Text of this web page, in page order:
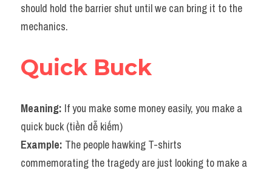
should hold the barrier shut until we can bring it to the
mechanics.
Quick Buck
Meaning: If you make some money easily, you make a
quick buck (tiền dễ kiếm)
Example: The people hawking T-shirts
commemorating the tragedy are just looking to make a